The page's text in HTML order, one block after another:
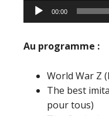
00:00
Au programme :
World War Z
The best
pour tous)